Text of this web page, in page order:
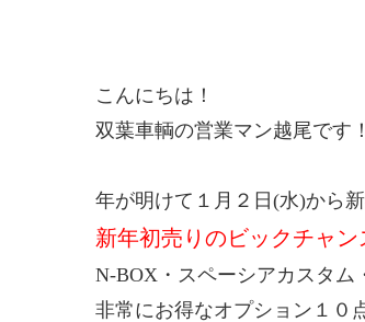
こんにちは！
双葉車輌の営業マン越尾です！
年が明けて１月２日(水)から
新年初売りのビックチャン
N-BOX・スペーシアカスタム
非常にお得なオプション１０